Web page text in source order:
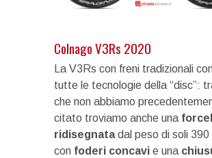
Colnago V3Rs 2020
La V3Rs con freni tradizionali
tutte le tecnologie della “disc”:
che non abbiamo
citato troviamo anche una
ridisegnatadal peso di soli 390
con foderi concavi e una